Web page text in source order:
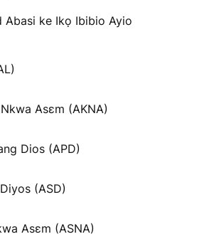
Abasi ke Ikọ Ibibio Ayio
Asɛm (AKNA)
Dios (APD)
(ASD)
Asɛm (ASNA)